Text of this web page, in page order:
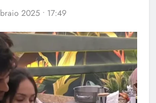
2025 • 17:49